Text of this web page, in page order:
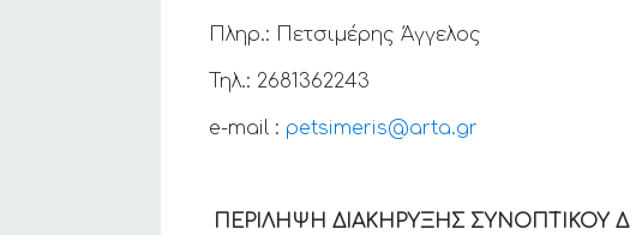
Πληρ.: Πετσιμέρης Άγγελος
Τηλ.: 2681362243
e-mail : petsimeris@arta.gr
ΠΕΡΙΛΗΨΗ ΔΙΑΚΗΡΥΞΗΣ ΣΥΝΟΠΤΙΚΟΥ